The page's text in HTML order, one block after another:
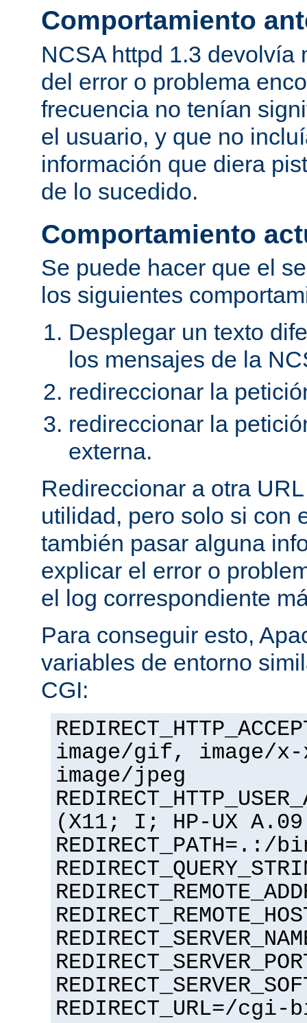
Comportamiento
NCSA httpd 1.3 devolvía
del error o problema
frecuencia no tenían
el usuario, y que no
información que diera
de lo sucedido.
Comportamiento
Se puede hacer que el
los siguientes
Desplegar un texto
los mensajes de la
redireccionar la
redireccionar la
externa.
Redireccionar a otra
utilidad, pero solo si con
también pasar alguna
explicar el error o
el log correspondiente
Para conseguir esto,
variables de entorno
CGI:
image/gif, image/x-
image/jpeg
(X11; I; HP-UX
REDIRECT_URL=/